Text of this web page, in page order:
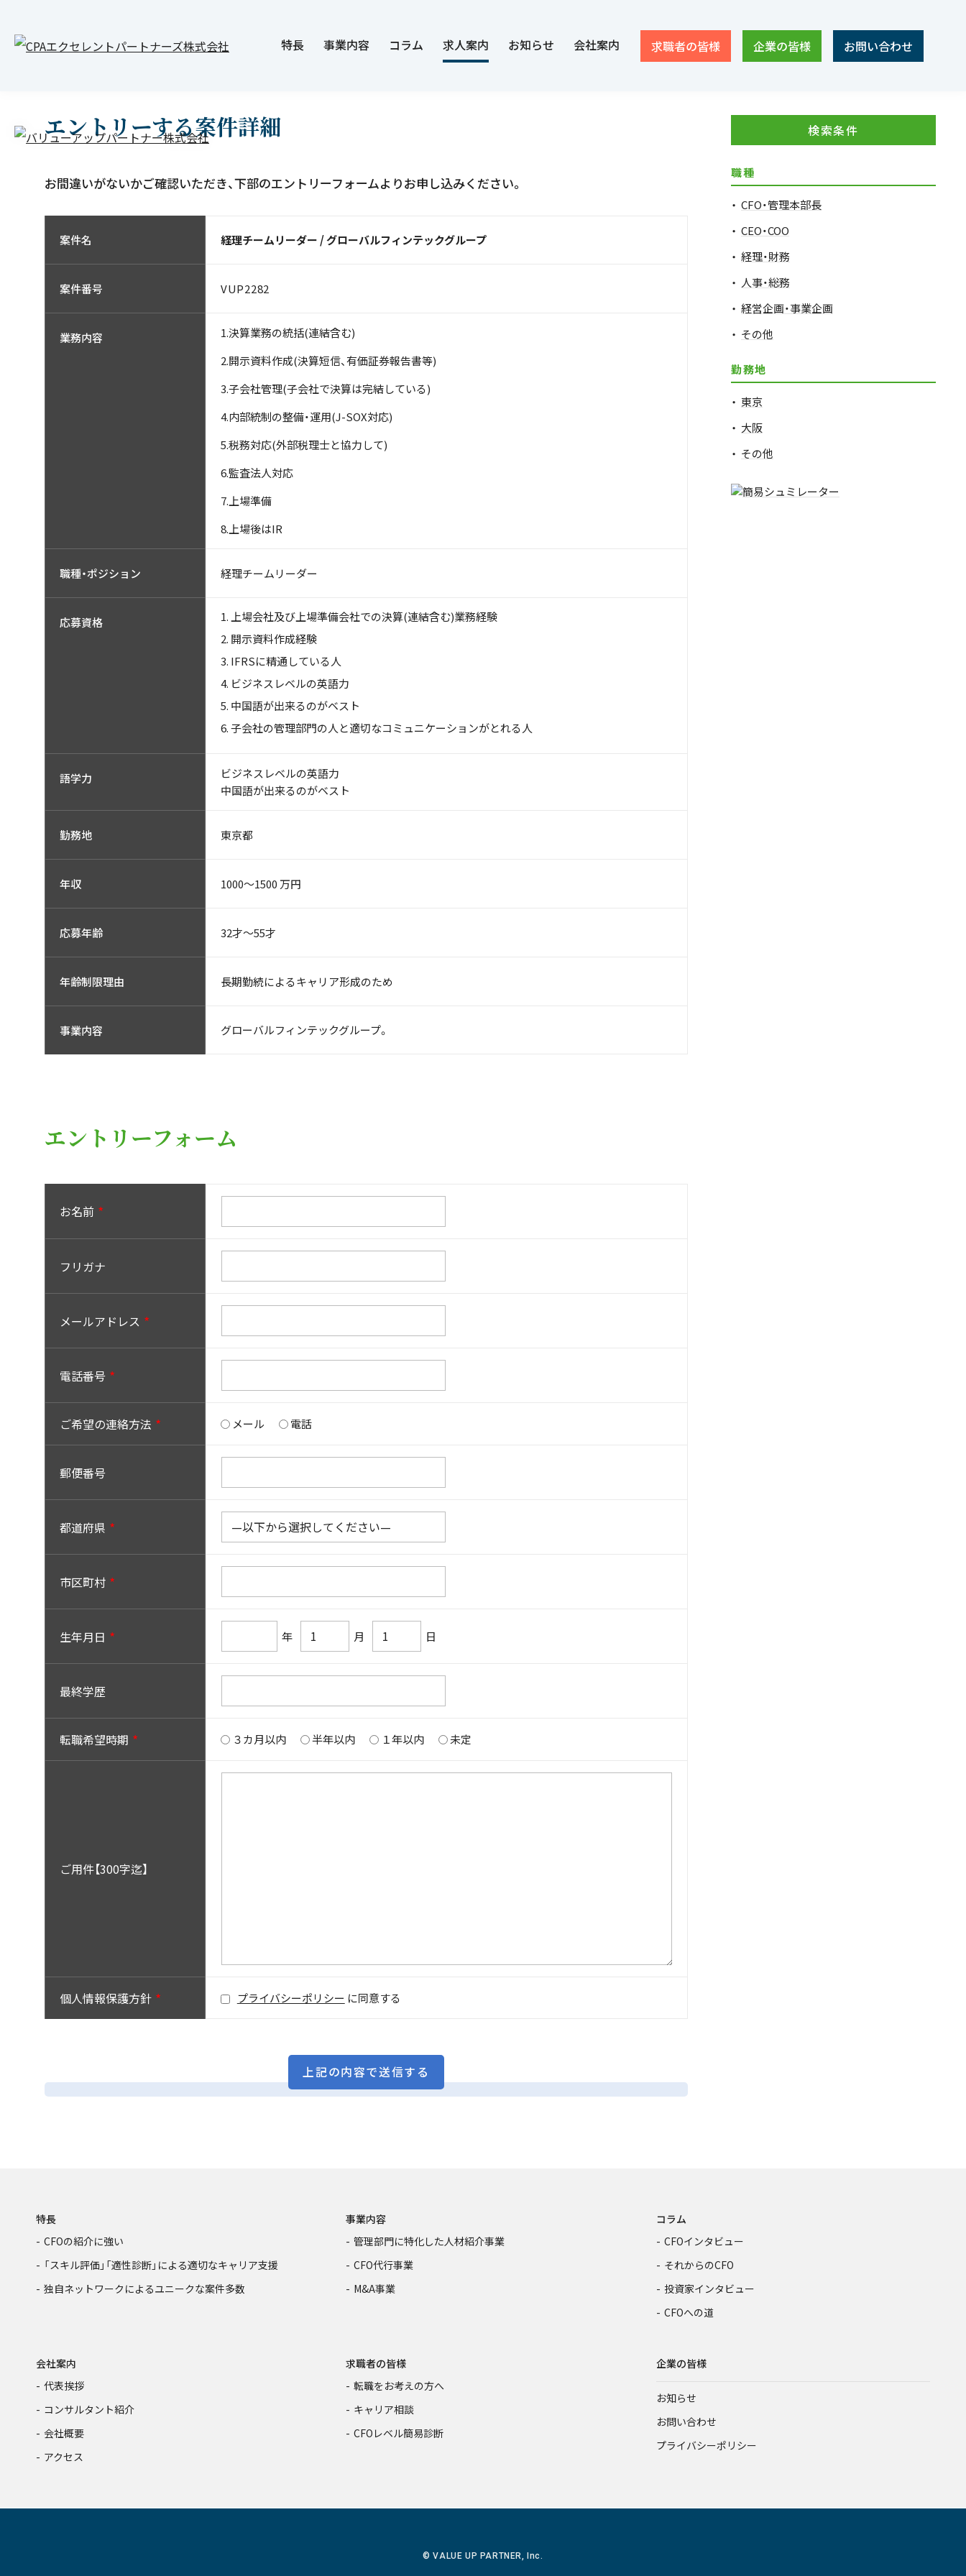
特長 事業内容 コラム 求人案内 お知らせ 会社案内 求職者の皆様 企業の皆様 お問い合わせ
JOB INFO 求人案内
エントリーする案件詳細
お間違いがないかご確認いただき、下部のエントリーフォームよりお申し込みください。
案件名 経理チームリーダー / グローバルフィンテックグループ
案件番号 VUP2282
業務内容
1.決算業務の統括(連結含む)
2.開示資料作成(決算短信、有価証券報告書等)
3.子会社管理(子会社で決算は完結している)
4.内部統制の整備・運用(J-SOX対応)
5.税務対応(外部税理士と協力して)
6.監査法人対応
7.上場準備
8.上場後はIR
職種・ポジション 経理チームリーダー
応募資格
上場会社及び上場準備会社での決算(連結含む)業務経験
開示資料作成経験
IFRSに精通している人
ビジネスレベルの英語力
中国語が出来るのがベスト
子会社の管理部門の人と適切なコミュニケーションがとれる人
語学力
ビジネスレベルの英語力
中国語が出来るのがベスト
勤務地 東京都
年収 1000〜1500 万円
応募年齢 32才～55才
年齢制限理由 長期勤続によるキャリア形成のため
事業内容 グローバルフィンテックグループ。
エントリーフォーム
お名前
フリガナ
メールアドレス
電話番号
ご希望の連絡方法 メール 電話
郵便番号
都道府県
市区町村
生年月日 年 月 日
最終学歴
転職希望時期 ３カ月以内 半年以内 １年以内 未定
ご用件【300字迄】
個人情報保護方針 プライバシーポリシー に同意する
検索条件
職種
CFO・管理本部長
CEO・COO
経理・財務
人事・総務
経営企画・事業企画
その他
勤務地
東京
大阪
その他
特長
CFOの紹介に強い
「スキル評価」「適性診断」による適切なキャリア支援
独自ネットワークによるユニークな案件多数
事業内容
管理部門に特化した人材紹介事業
CFO代行事業
M&A事業
コラム
CFOインタビュー
それからのCFO
投資家インタビュー
CFOへの道
会社案内
代表挨拶
コンサルタント紹介
会社概要
アクセス
求職者の皆様
転職をお考えの方へ
キャリア相談
CFOレベル簡易診断
企業の皆様
お知らせ
お問い合わせ
プライバシーポリシー
© VALUE UP PARTNER, Inc.